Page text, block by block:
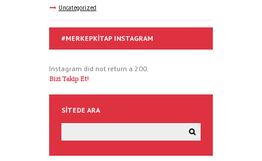
Uncategorized
#MERKEPKITAP INSTAGRAM
Instagram did not return a 200.
Bizi Takip Et!
SITEDE ARA